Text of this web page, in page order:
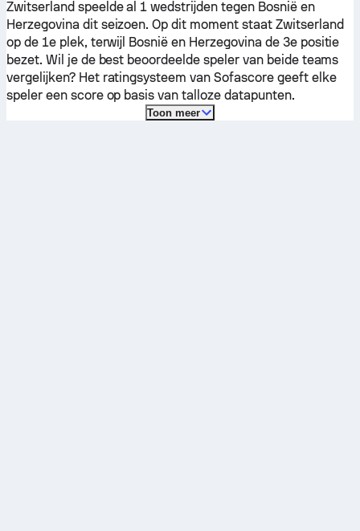
Zwitserland speelde al 1 wedstrijden tegen Bosnië en
Herzegovina dit seizoen. Op dit moment staat Zwitserland
op de 1e plek, terwijl Bosnië en Herzegovina de 3e positie
bezet. Wil je de best beoordeelde speler van beide teams
vergelijken? Het ratingsysteem van Sofascore geeft elke
speler een score op basis van talloze datapunten.
Toon meer